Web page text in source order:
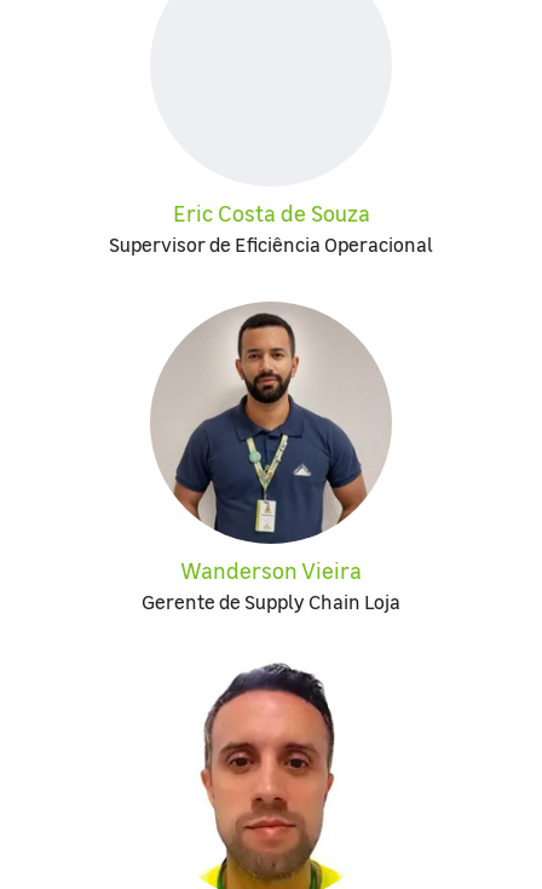
Eric Costa de Souza
Supervisor de Eficiência Operacional
Wanderson Vieira
Gerente de Supply Chain Loja